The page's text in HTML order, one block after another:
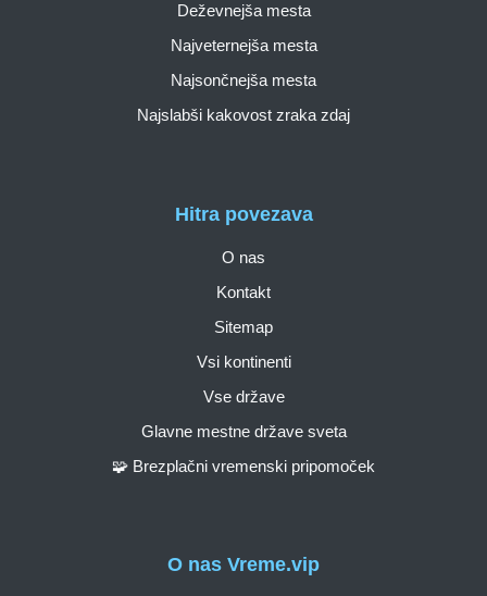
O nas Vreme.vip
Hitra povezava
O nas
Kontakt
Sitemap
Vsi kontinenti
Vse države
Glavne mestne države sveta
🧩 Brezplačni vremenski pripomoček
Deževnejša mesta
Najveternejša mesta
Najsončnejša mesta
Najslabši kakovost zraka zdaj